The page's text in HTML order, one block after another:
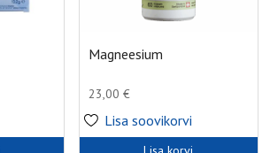
Magneesium
23,00€
Lisa soovikorvi